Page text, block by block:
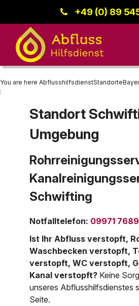
+49 (0) 89
Unsere Leistungen
Kontakt
Impressum
Über uns
Kontakt
You are here
:
AbflusshilfsdienstStandorte
Standort
Umgebung
Schwifting
Notfalltelefon: 09971
Ist Ihr Abfluss verstopft,
Waschbecken verstopft,
verstopft, WC verstopft,
Kanal verstopft? Keine
unseres Abflusshilfsdienstes
Seite.